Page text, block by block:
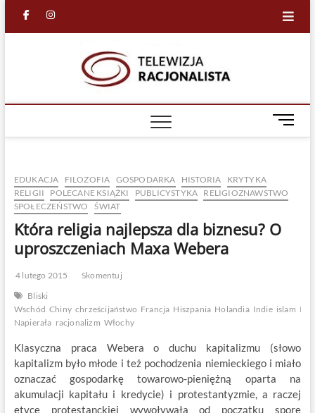
facebook
in
M
e
u
t
EDUKACJA FILOZOFIA GOSPODARKA HISTORIA
KRYTYKA
RELIGII
POLECANE KSIĄŻKI PUBLICYSTYKA RELIGIOZNAWSTWO
SPOŁECZEŃSTWO
ŚWIAT
Która religia najlepsza dla biznesu? O
uproszczeniach Maxa Webera
4 lutego 2015
Skomentuj
Bliski
Wschód Chiny chrześcijaństwo Francja Hiszpania Holandia Indie islam
Napierała racjonalizm Włochy
Klasyczna praca Webera o duchu kapitalizmu (słowo
kapitalizm było młode i też pochodzenia niemieckiego i miało
oznaczać gospodarkę towarowo-pieniężną oparta na
akumulacji kapitału i kredycie) i protestantyzmie, a raczej
etyce protestanckiej wywoływała od początku spore